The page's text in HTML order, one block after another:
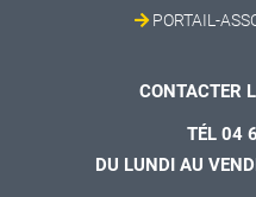
PORTAIL-
CONTACTER
TÉL 04
DU LUNDI AU